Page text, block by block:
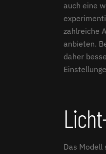
auch eine
zahlreiche
anbieten.
daher
Das